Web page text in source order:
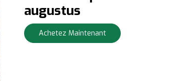
augustus
Achetez Maintenant